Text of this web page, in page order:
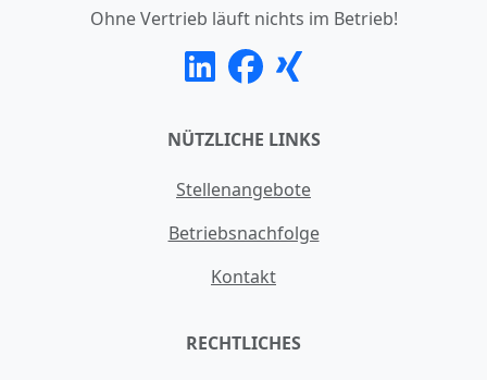
Ohne Vertrieb läuft nichts im Betrieb!
NÜTZLICHE LINKS
Stellenangebote
Betriebsnachfolge
Kontakt
RECHTLICHES